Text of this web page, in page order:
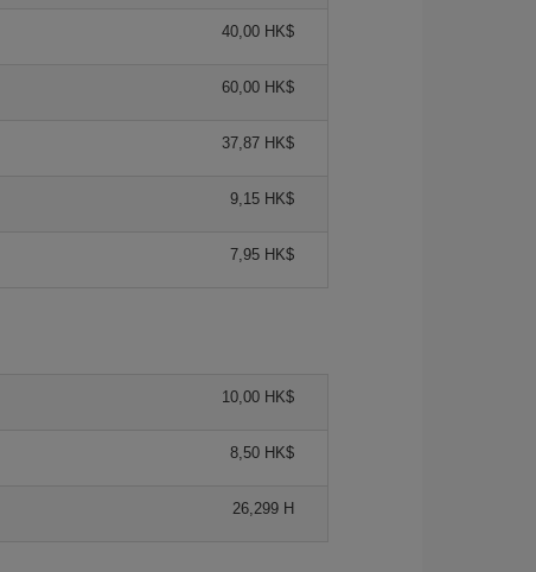
40,00 HK$
60,00 HK$
37,87 HK$
9,15 HK$
7,95 HK$
10,00 HK$
8,50 HK$
26,299 H